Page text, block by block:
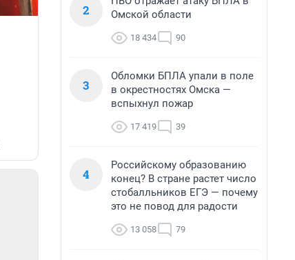
2
Омской области
18 434 90
3
Обломки БПЛА упали в поле
в окрестностях Омска —
вспыхнул пожар
17 419 39
4
Российскому образованию
конец? В стране растет число
стобалльников ЕГЭ — почему
это не повод для радости
13 058 79